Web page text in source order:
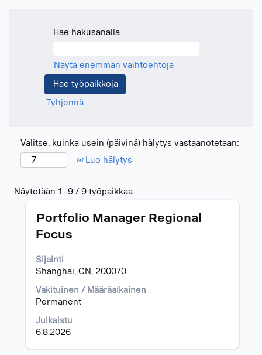
Hae hakusanalla
Näytä enemmän vaihtoehtoja
Tyhjennä
Valitse, kuinka usein (päivinä) hälytys vastaanotetaan:
Luo hälytys
Näytetään 1 -9 / 9 työpaikkaaHakutulokset:
Näytetään
Ammattinimike
Portfolio Manager Regional
Focus
Sijainti
Shanghai, CN, 200070
Vakituinen / Määräaikainen
Permanent
Julkaistu
6.8.2026
Valitse
jos
nähdä
työpaikan
kaikki
tiedot.